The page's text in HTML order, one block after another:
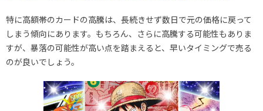
特に高額帯のカードの高騰は、長続きせず数日で元の価格に戻って
しまう傾向にあります。もちろん、さらに高騰する可能性もありま
すが、暴落の可能性が高い点を踏まえると、早いタイミングで売る
のが良いでしょう。